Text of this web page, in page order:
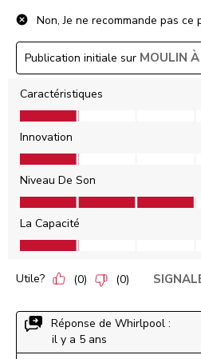
Non, Je ne recommande pas ce
Publication initiale sur MOULIN
Caractéristiques
Caractéristiques, 1.0 sur 5
Innovation
Innovation, 1.0 sur 5
Niveau De Son
Niveau De Son, 3.0 sur 5
La Capacité
La Capacité, 1.0 sur 5
Utile? (0) (0)
Réponse de Whirlpool :
il y a 5 ans